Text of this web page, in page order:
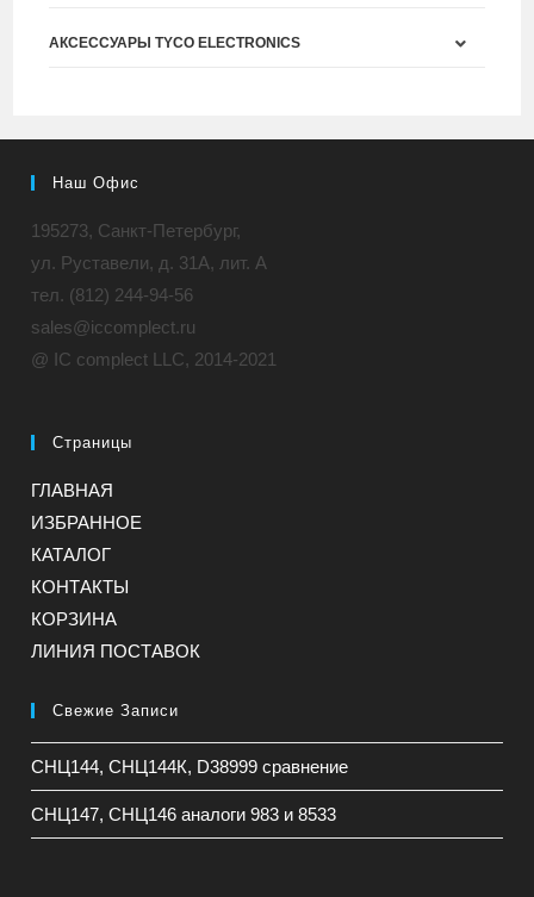
АКСЕССУАРЫ TYCO ELECTRONICS
Наш Офис
195273, Санкт-Петербург,
ул. Руставели, д. 31A, лит. А
тел. (812) 244-94-56
sales@iccomplect.ru
@ IC complect LLC, 2014-2021
Страницы
ГЛАВНАЯ
ИЗБРАННОЕ
КАТАЛОГ
КОНТАКТЫ
КОРЗИНА
ЛИНИЯ ПОСТАВОК
Свежие Записи
СНЦ144, СНЦ144К, D38999 сравнение
СНЦ147, СНЦ146 аналоги 983 и 8533